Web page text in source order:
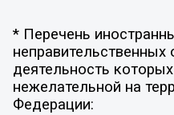
* Перечень
неправительственных
деятельность
нежелательной на
Федерации: